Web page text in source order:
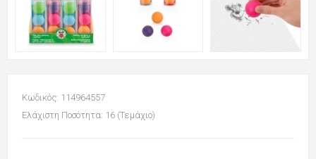
Κωδικός: 114964557
Ελάχιστη Ποσότητα: 16 (Τεμάχιο)